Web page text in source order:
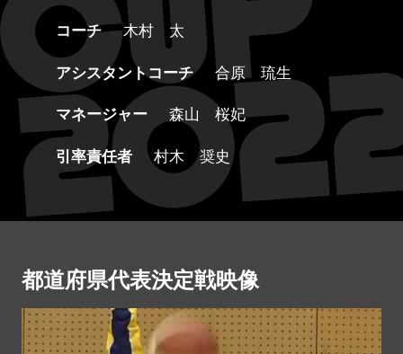
コーチ
木村 太
アシスタントコーチ
合原 琉生
マネージャー
森山 桜妃
引率責任者
村木 奨史
都道府県代表決定戦映像